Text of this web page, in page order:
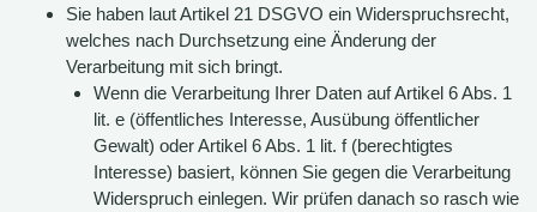
Sie haben laut Artikel 21 DSGVO ein Widerspruchsrecht,
welches nach Durchsetzung eine Änderung der
Verarbeitung mit sich bringt.
Wenn die Verarbeitung Ihrer Daten auf Artikel 6 Abs. 1
lit. e (öffentliches Interesse, Ausübung öffentlicher
Gewalt) oder Artikel 6 Abs. 1 lit. f (berechtigtes
Interesse) basiert, können Sie gegen die Verarbeitung
Widerspruch einlegen. Wir prüfen danach so rasch wie